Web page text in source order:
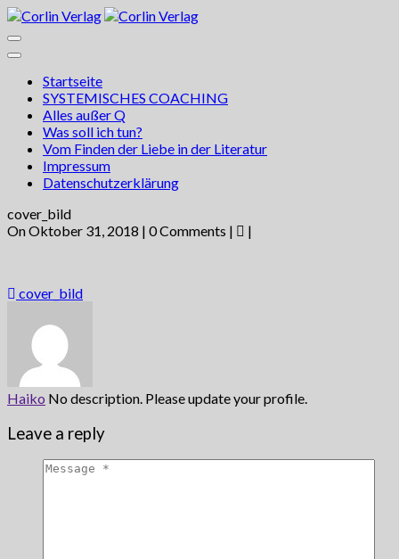
Startseite
SYSTEMISCHES COACHING
Alles außer Q
Was soll ich tun?
Vom Finden der Liebe in der Literatur
Impressum
Datenschutzerklärung
cover_bild
On Oktober 31, 2018 | 0 Comments |
|
cover_bild
Haiko No description. Please update your profile.
Leave a reply